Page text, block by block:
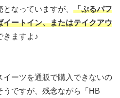
となっていますが、 「ぷるパフ
ートイン、またはテイクアウ
きますよ♪
ーツを通販で購入できないの
ですが、残念ながら「HB